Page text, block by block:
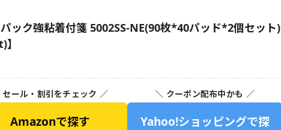
ック強粘着付箋 5002SS-NE(90枚*40パッド*2個セット)
セール・割引をチェック ／
Amazonで探す
＼ クーポン配布中かも ／
Yahoo!ショッピングで探